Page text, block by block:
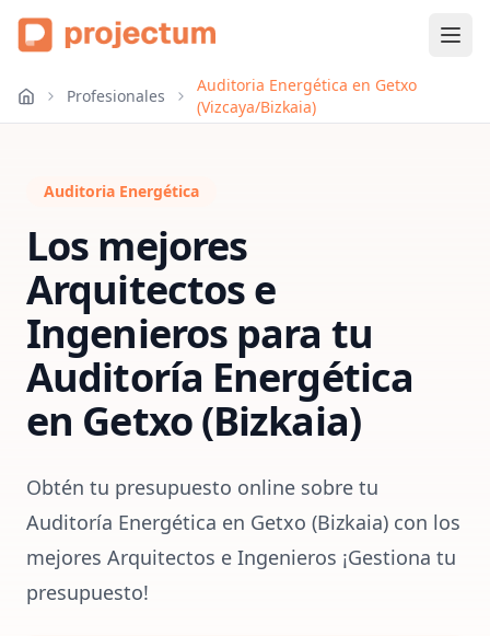
Profesionales
Auditoria Energética en Getxo
(Vizcaya/Bizkaia)
Auditoria Energética
Los mejores
Arquitectos e
Ingenieros para tu
Auditoría Energética
en Getxo (Bizkaia)
Obtén tu presupuesto online sobre tu
Auditoría Energética en Getxo (Bizkaia) con los
mejores Arquitectos e Ingenieros ¡Gestiona tu
presupuesto!